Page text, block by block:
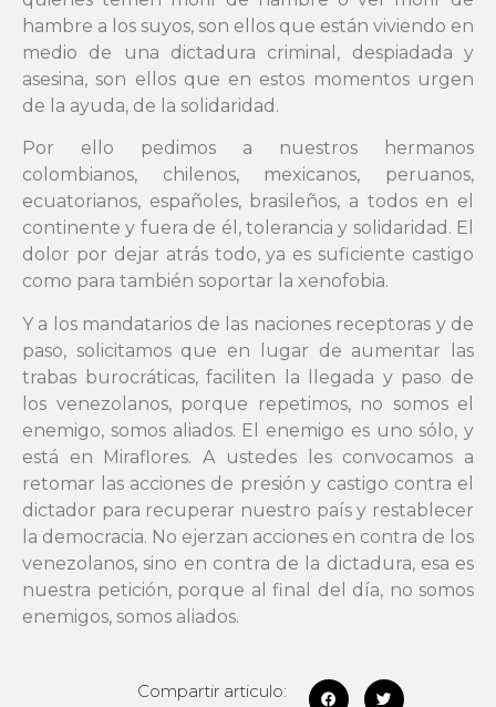
hambre a los suyos, son ellos que están viviendo en
medio de una dictadura criminal, despiadada y
asesina, son ellos que en estos momentos urgen
de la ayuda, de la solidaridad.
Por ello pedimos a nuestros hermanos
colombianos, chilenos, mexicanos, peruanos,
ecuatorianos, españoles, brasileños, a todos en el
continente y fuera de él, tolerancia y solidaridad. El
dolor por dejar atrás todo, ya es suficiente castigo
como para también soportar la xenofobia.
Y a los mandatarios de las naciones receptoras y de
paso, solicitamos que en lugar de aumentar las
trabas burocráticas, faciliten la llegada y paso de
los venezolanos, porque repetimos, no somos el
enemigo, somos aliados. El enemigo es uno sólo, y
está en Miraflores. A ustedes les convocamos a
retomar las acciones de presión y castigo contra el
dictador para recuperar nuestro país y restablecer
la democracia. No ejerzan acciones en contra de los
venezolanos, sino en contra de la dictadura, esa es
nuestra petición, porque al final del día, no somos
enemigos, somos aliados.
Compartir articulo: